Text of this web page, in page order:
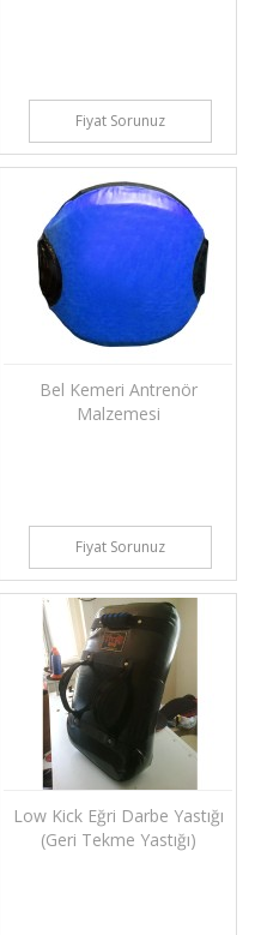
Fiyat Sorunuz
Bel Kemeri Antrenör
Malzemesi
Fiyat Sorunuz
Low Kick Eğri Darbe Yastığı
(Geri Tekme Yastığı)